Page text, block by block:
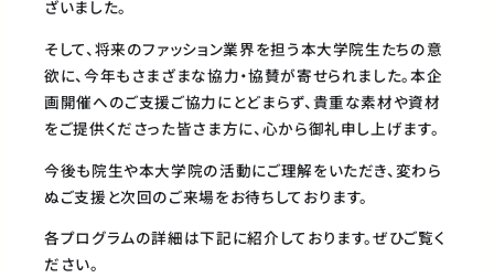
ざいました。
そして、将来のファッション業界を担う本大学院生たちの意
欲に、今年もさまざまな協力・協賛が寄せられました。本企
画開催へのご支援ご協力にとどまらず、貴重な素材や資材
をご提供くださった皆さま方に、心から御礼申し上げます。
今後も院生や本大学院の活動にご理解をいただき、変わら
ぬご支援と次回のご来場をお待ちしております。
各プログラムの詳細は下記に紹介しております。ぜひご覧く
ださい。